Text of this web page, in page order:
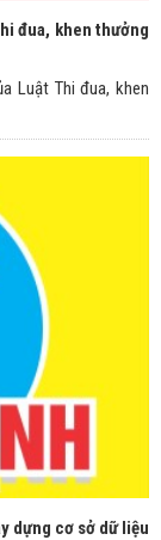
đua, khen thưởng
Luật Thi đua, khen
dựng cơ sở dữ liệu